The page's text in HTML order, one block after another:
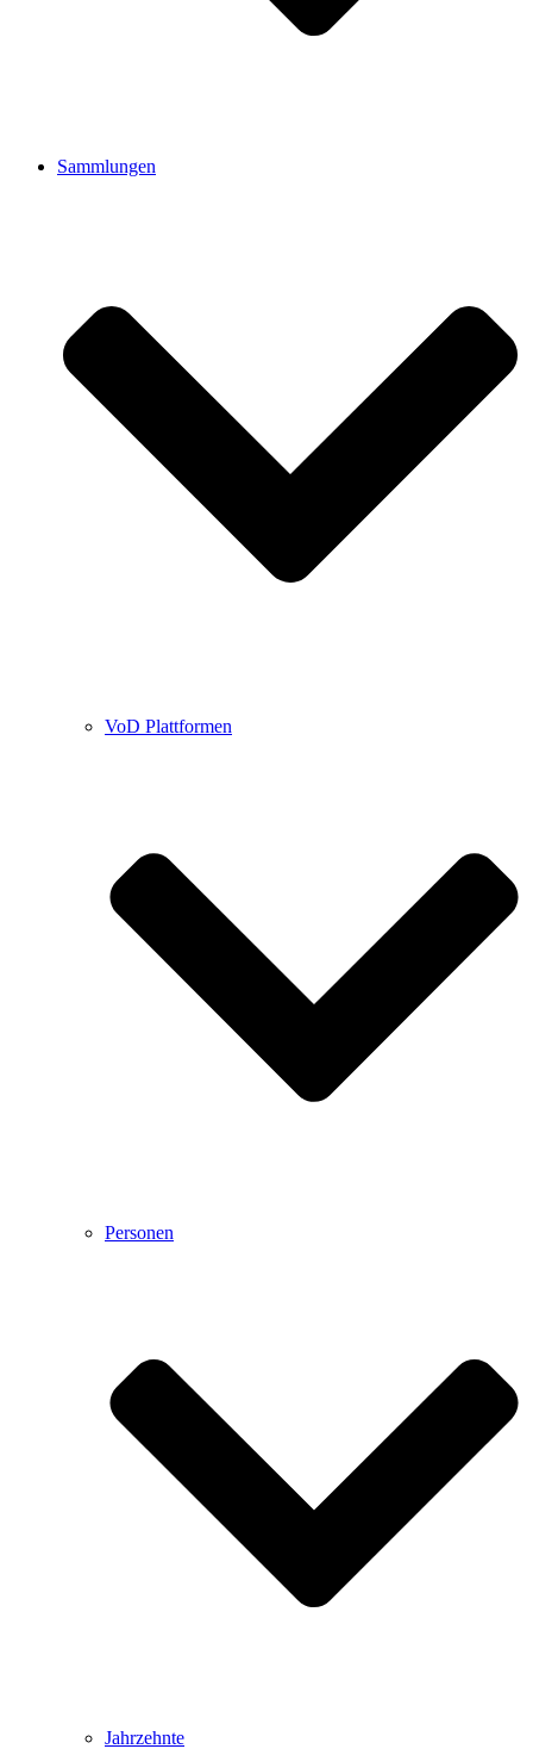
Sammlungen
VoD Plattformen
Personen
Jahrzehnte